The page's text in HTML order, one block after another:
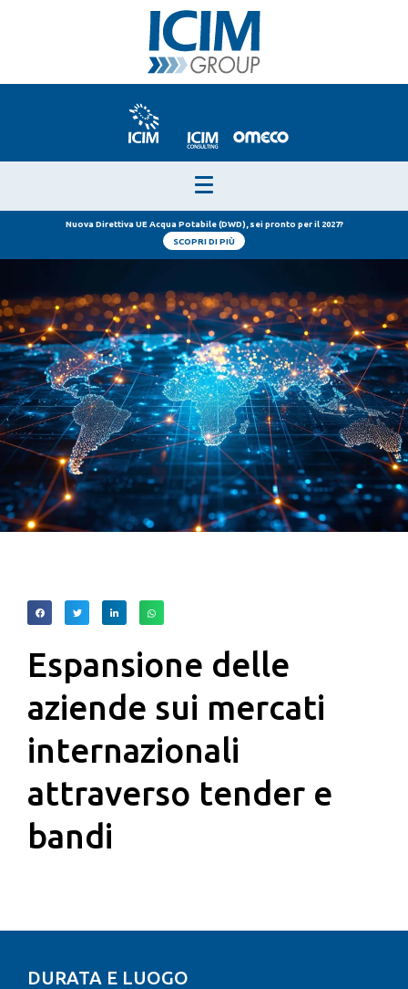
Nuova Direttiva UE Acqua Potabile (DWD), sei pronto per il 2027?
SCOPRI DI PIÙ
Espansione delle
aziende sui mercati
internazionali
attraverso tender e
bandi
DURATA E LUOGO